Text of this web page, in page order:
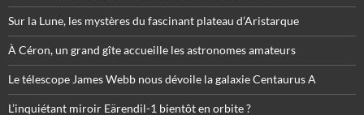
Sur la Lune, les mystères du fascinant plateau d’Aristarque
À Céron, un grand gîte accueille les astronomes amateurs
Le télescope James Webb nous dévoile la galaxie Centaurus A
L’inquiétant miroir Eärendil-1 bientôt en orbite ?